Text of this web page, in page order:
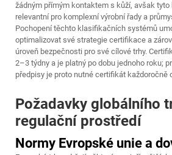
žádným přímým kontaktem s kůží, avšak
relevantní pro komplexní výrobní řady a
Pochopení těchto klasifikačních systémů
optimalizovat své strategie certifikace a
úroveň bezpečnosti pro své cílové trhy.
2–3 týdny a je platný po dobu jednoho roku;
předpisy je proto nutné certifikát každoročně
Požadavky globálního
regulační prostředí
Normy Evropské unie a